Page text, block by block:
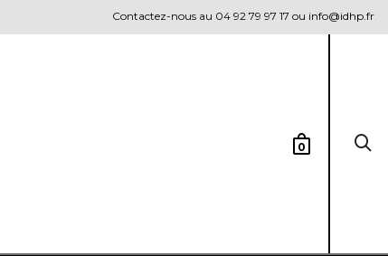
Contactez-nous au 04 92 79 97 17 ou info@idhp.fr
0